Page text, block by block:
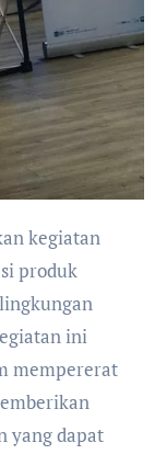
produk
ini
mempererat
yang dapat